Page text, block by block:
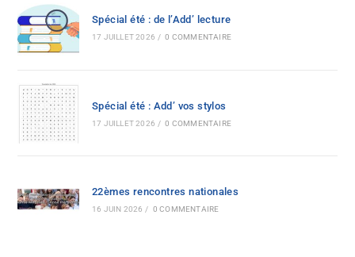
Spécial été : de l’Add’ lecture
17 JUILLET 2026 / 0 COMMENTAIRE
Spécial été : Add’ vos stylos
17 JUILLET 2026 / 0 COMMENTAIRE
22èmes rencontres nationales
16 JUIN 2026 / 0 COMMENTAIRE